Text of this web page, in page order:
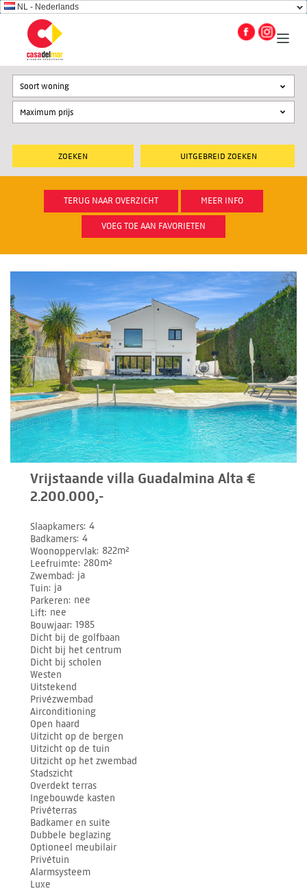
NL - Nederlands
UITGEBREID ZOEKEN
Soort woning
TERUG NAAR OVERZICHT MEER INFO
VOEG TOE AAN FAVORIETEN
Vrijstaande villa Guadalmina Alta €
2.200.000,-
Slaapkamers 4
Badkamers 4
Woonoppervlak 822m²
Leefruimte 280m²
Zwembad ja
Tuin ja
Parkeren nee
Lift nee
Bouwjaar 1985
Dicht bij de golfbaan
Dicht bij het centrum
Dicht bij scholen
Westen
Uitstekend
Privézwembad
Airconditioning
Open haard
Uitzicht op de bergen
Uitzicht op de tuin
Uitzicht op het zwembad
Stadszicht
Overdekt terras
Ingebouwde kasten
Privéterras
Badkamer en suite
Dubbele beglazing
Optioneel meubilair
Privétuin
Alarmsysteem
Luxe